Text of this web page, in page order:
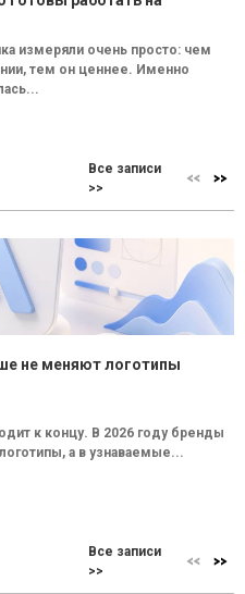
измеряли очень просто: чем
тем он ценнее. Именно
Все записи
>>
не меняют логотипы
к концу. В 2026 году бренды
а в узнаваемые...
Все записи
>>